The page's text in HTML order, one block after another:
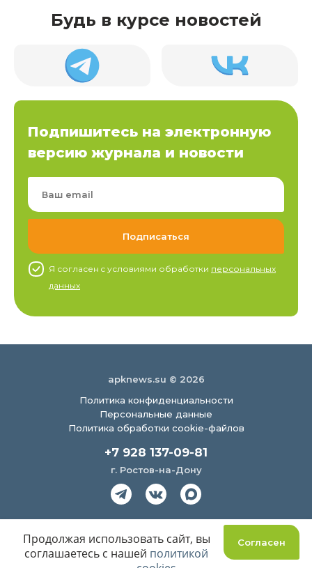
Будь в курсе новостей
Подпишитесь на электронную
версию журнала и новости
Я согласен c условиями обработки персональных
данных
apknews.su © 2026
Политика конфиденциальности
Персональные данные
Политика обработки cookie-файлов
+7 928 137-09-81
г. Ростов-на-Дону
Согласен
Продолжая использовать сайт, вы
соглашаетесь с нашей политикой